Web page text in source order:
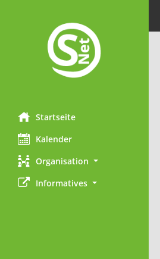
Startseite
Kalender
Organisation
Informatives